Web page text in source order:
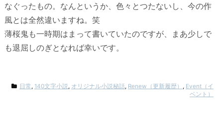
なぐったもの。なんというか、色々とつたないし、今の作
風とは全然違いますね。笑
薄桜鬼も一時期はまって書いていたのですが、まあ少しで
も退屈しのぎとなれば幸いです。
日常, 140文字小説, オリジナル小説秘話, Renew（更新履歴） , Event（イ
ベント）